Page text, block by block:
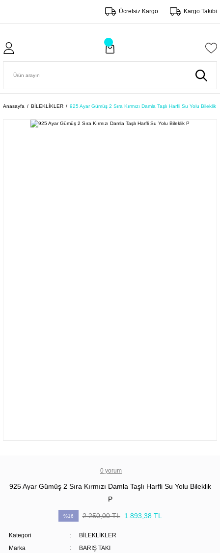
Ücretsiz Kargo Kargo Takibi
Anasayfa BİLEKLİKLER 925 Ayar Gümüş 2 Sıra Kırmızı Damla Taşlı Harfli Su Yolu Bileklik
0 yorum
925 Ayar Gümüş 2 Sıra Kırmızı Damla Taşlı Harfli Su Yolu Bileklik
P
%16 2.250,00 TL 1.893,38 TL
Kategori
BİLEKLİKLER
Marka
BARIŞ TAKI